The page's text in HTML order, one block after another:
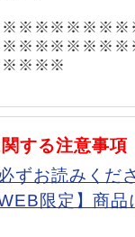
する注意事項
ずお読みくだ
限定】商品